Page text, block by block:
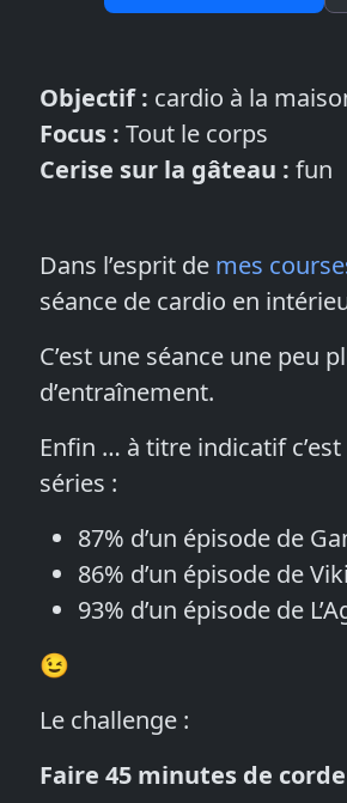
Objectif : cardio à la
Focus : Tout le corps
Cerise sur la gâteau : fun
Dans l’esprit de mes
séance de cardio en
C’est une séance une peu
d’entraînement.
Enfin … à titre indicatif
séries :
87% d’un épisode de
86% d’un épisode de
93% d’un épisode de
😉
Le challenge :
Faire 45 minutes de